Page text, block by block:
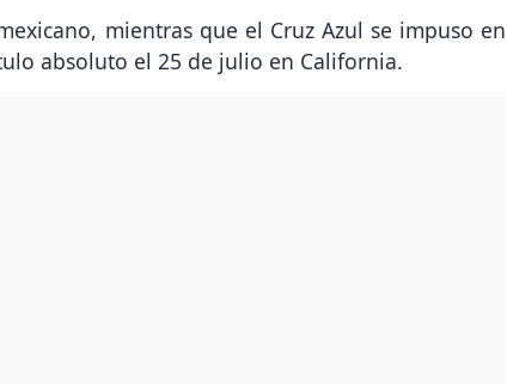
mientras que el Cruz Azul se impuso en
absoluto el 25 de julio en California.